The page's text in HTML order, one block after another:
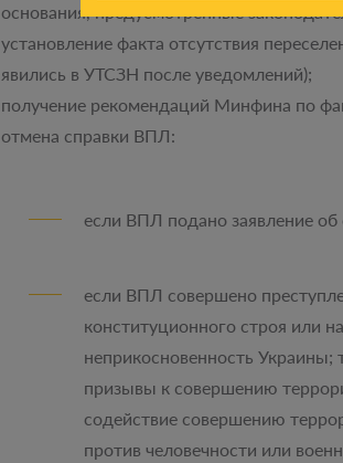
основания, предусмотренные
установление факта отсутствия
явились в УТСЗН после уведомлений);
получение рекомендаций Минфина по
отмена справки ВПЛ:
если ВПЛ подано заявление об
если ВПЛ совершено
конституционного строя или
неприкосновенность Украины;
призывы к совершению
содействие совершению
против человечности или